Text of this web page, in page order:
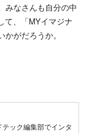
みなさんも自分の中
て、「MYイマジナ
がだろうか。
ック編集部でインタ